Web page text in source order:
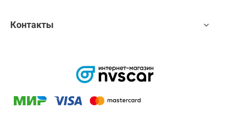
Контакты